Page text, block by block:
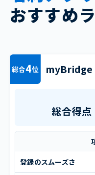
おすすめ
総合4位 myBridge
総合得点
登録のスムーズさ